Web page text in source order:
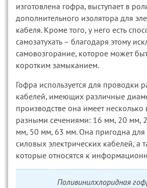
изготовлена гофра, выступает в
дополнительного изолятора для
кабеля. Кроме того, у него есть
самозатухать – благодаря этому
самовозгорание, которое может
коротким замыканием.
Гофра используется для проводки
кабелей, имеющих различные
производстве она имеет несколько
разными сечениями: 16 мм, 20 мм,
мм, 50 мм, 63 мм. Она пригодна для
силовых электрических кабелей, а
которые относятся к
Поливинилхлоридная